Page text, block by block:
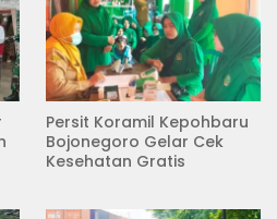
Persit Koramil Kepohbaru
Bojonegoro Gelar Cek
Kesehatan Gratis